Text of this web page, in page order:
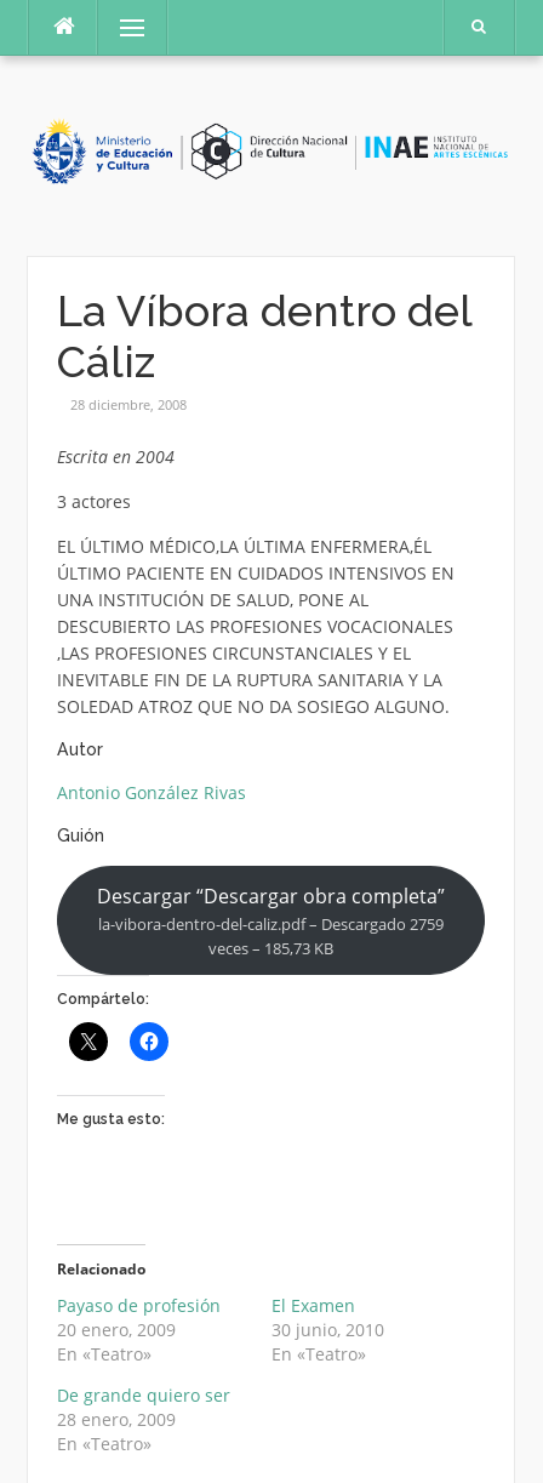
contenido
Menú
La Víbora dentro del
Cáliz
28 diciembre, 2008
Escrita en 2004
3 actores
EL ÚLTIMO MÉDICO,LA ÚLTIMA ENFERMERA,ÉL
ÚLTIMO PACIENTE EN CUIDADOS INTENSIVOS EN
UNA INSTITUCIÓN DE SALUD, PONE AL
DESCUBIERTO LAS PROFESIONES VOCACIONALES
,LAS PROFESIONES CIRCUNSTANCIALES Y EL
INEVITABLE FIN DE LA RUPTURA SANITARIA Y LA
SOLEDAD ATROZ QUE NO DA SOSIEGO ALGUNO.
Autor
Antonio González Rivas
Guión
Descargar “Descargar obra completa”
la-vibora-dentro-del-caliz.pdf – Descargado 2759
veces – 185,73 KB
Compártelo:
Me gusta esto:
Relacionado
Payaso de profesión
20 enero, 2009
En «Teatro»
El Examen
30 junio, 2010
En «Teatro»
De grande quiero ser
28 enero, 2009
En «Teatro»